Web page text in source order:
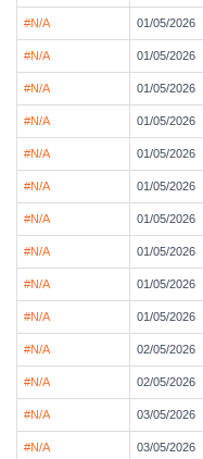
#N/A 01/05/2026
#N/A 01/05/2026
#N/A 01/05/2026
#N/A 01/05/2026
#N/A 01/05/2026
#N/A 01/05/2026
#N/A 01/05/2026
#N/A 01/05/2026
#N/A 01/05/2026
#N/A 01/05/2026
#N/A 02/05/2026
#N/A 02/05/2026
#N/A 03/05/2026
#N/A 03/05/2026